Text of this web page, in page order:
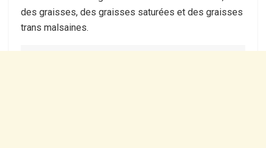
des graisses, des graisses saturées et des graisses
trans malsaines.